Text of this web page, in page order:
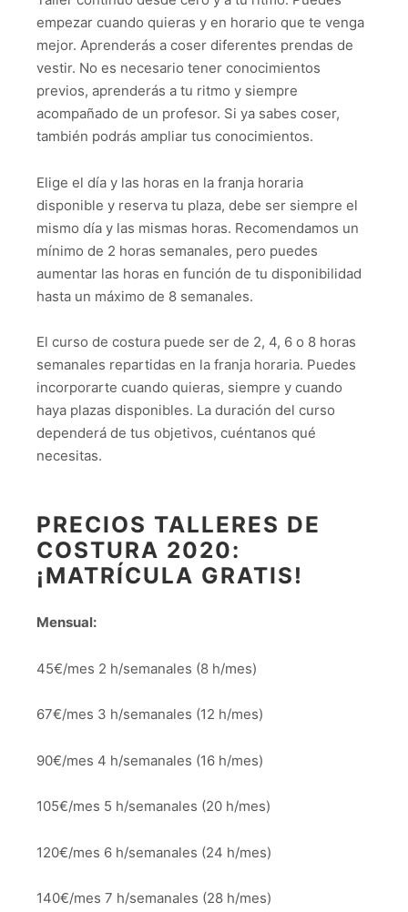
empezar cuando quieras y en horario que te venga
mejor. Aprenderás a coser diferentes prendas de
vestir. No es necesario tener conocimientos
previos, aprenderás a tu ritmo y siempre
acompañado de un profesor. Si ya sabes coser,
también podrás ampliar tus conocimientos.
Elige el día y las horas en la franja horaria
disponible y reserva tu plaza, debe ser siempre el
mismo día y las mismas horas. Recomendamos un
mínimo de 2 horas semanales, pero puedes
aumentar las horas en función de tu disponibilidad
hasta un máximo de 8 semanales.
El curso de costura puede ser de 2, 4, 6 o 8 horas
semanales repartidas en la franja horaria. Puedes
incorporarte cuando quieras, siempre y cuando
haya plazas disponibles. La duración del curso
dependerá de tus objetivos, cuéntanos qué
necesitas.
PRECIOS TALLERES DE
COSTURA 2020:
¡MATRÍCULA GRATIS!
Mensual:
45€/mes 2 h/semanales (8 h/mes)
67€/mes 3 h/semanales (12 h/mes)
90€/mes 4 h/semanales (16 h/mes)
105€/mes 5 h/semanales (20 h/mes)
120€/mes 6 h/semanales (24 h/mes)
140€/mes 7 h/semanales (28 h/mes)